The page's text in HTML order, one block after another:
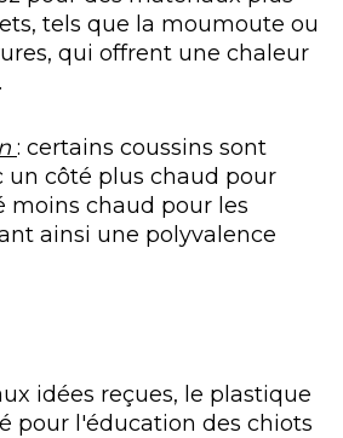
tels que la moumoute ou
qui offrent une chaleur
: certains coussins sont
un côté plus chaud pour
moins chaud pour les
ainsi une polyvalence
idées reçues, le plastique
pour l'éducation des chiots